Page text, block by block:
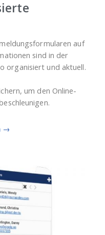
auf
sind in der
organisiert und aktuell.
um den Online-
→